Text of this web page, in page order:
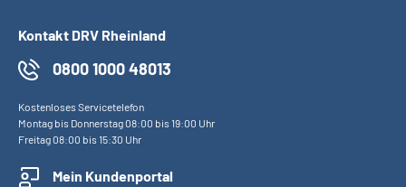
Kontakt DRV Rheinland
0800 1000 48013
Kostenloses Servicetelefon
Montag bis Donnerstag 08:00 bis 19:00 Uhr
Freitag 08:00 bis 15:30 Uhr
Mein Kundenportal